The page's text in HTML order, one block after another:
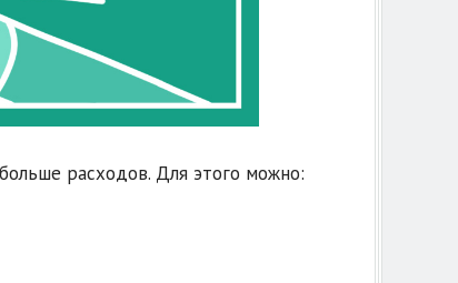
расходов. Для этого можно: